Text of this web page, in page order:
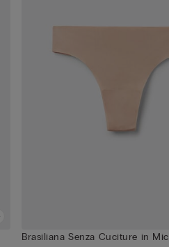
Brasiliana Senza Cuciture in